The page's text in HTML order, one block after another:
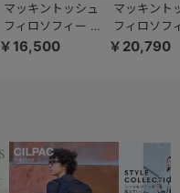
マッキントッシュ
フィロソフィー ブ
レイヴァル スマホ
￥16,500
マッキント
フィロソフ
5W32 A4サ
￥20,790